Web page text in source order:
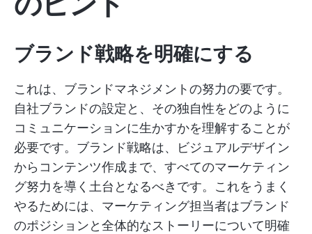
ブランド戦略を明確にする
これは、ブランドマネジメントの努力の要です。
自社ブランドの設定と、その独自性をどのように
コミュニケーションに生かすかを理解することが
必要です。ブランド戦略は、ビジュアルデザイン
からコンテンツ作成まで、すべてのマーケティン
グ努力を導く土台となるべきです。これをうまく
やるためには、マーケティング担当者はブランド
のポジションと全体的なストーリーについて明確